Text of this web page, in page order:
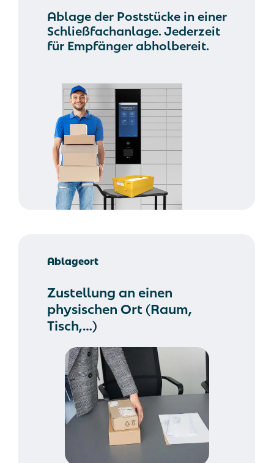
Ablage der Poststücke in einer
Schließfachanlage. Jederzeit
für Empfänger abholbereit.
Ablageort
Zustellung an einen
physischen Ort (Raum,
Tisch,…)